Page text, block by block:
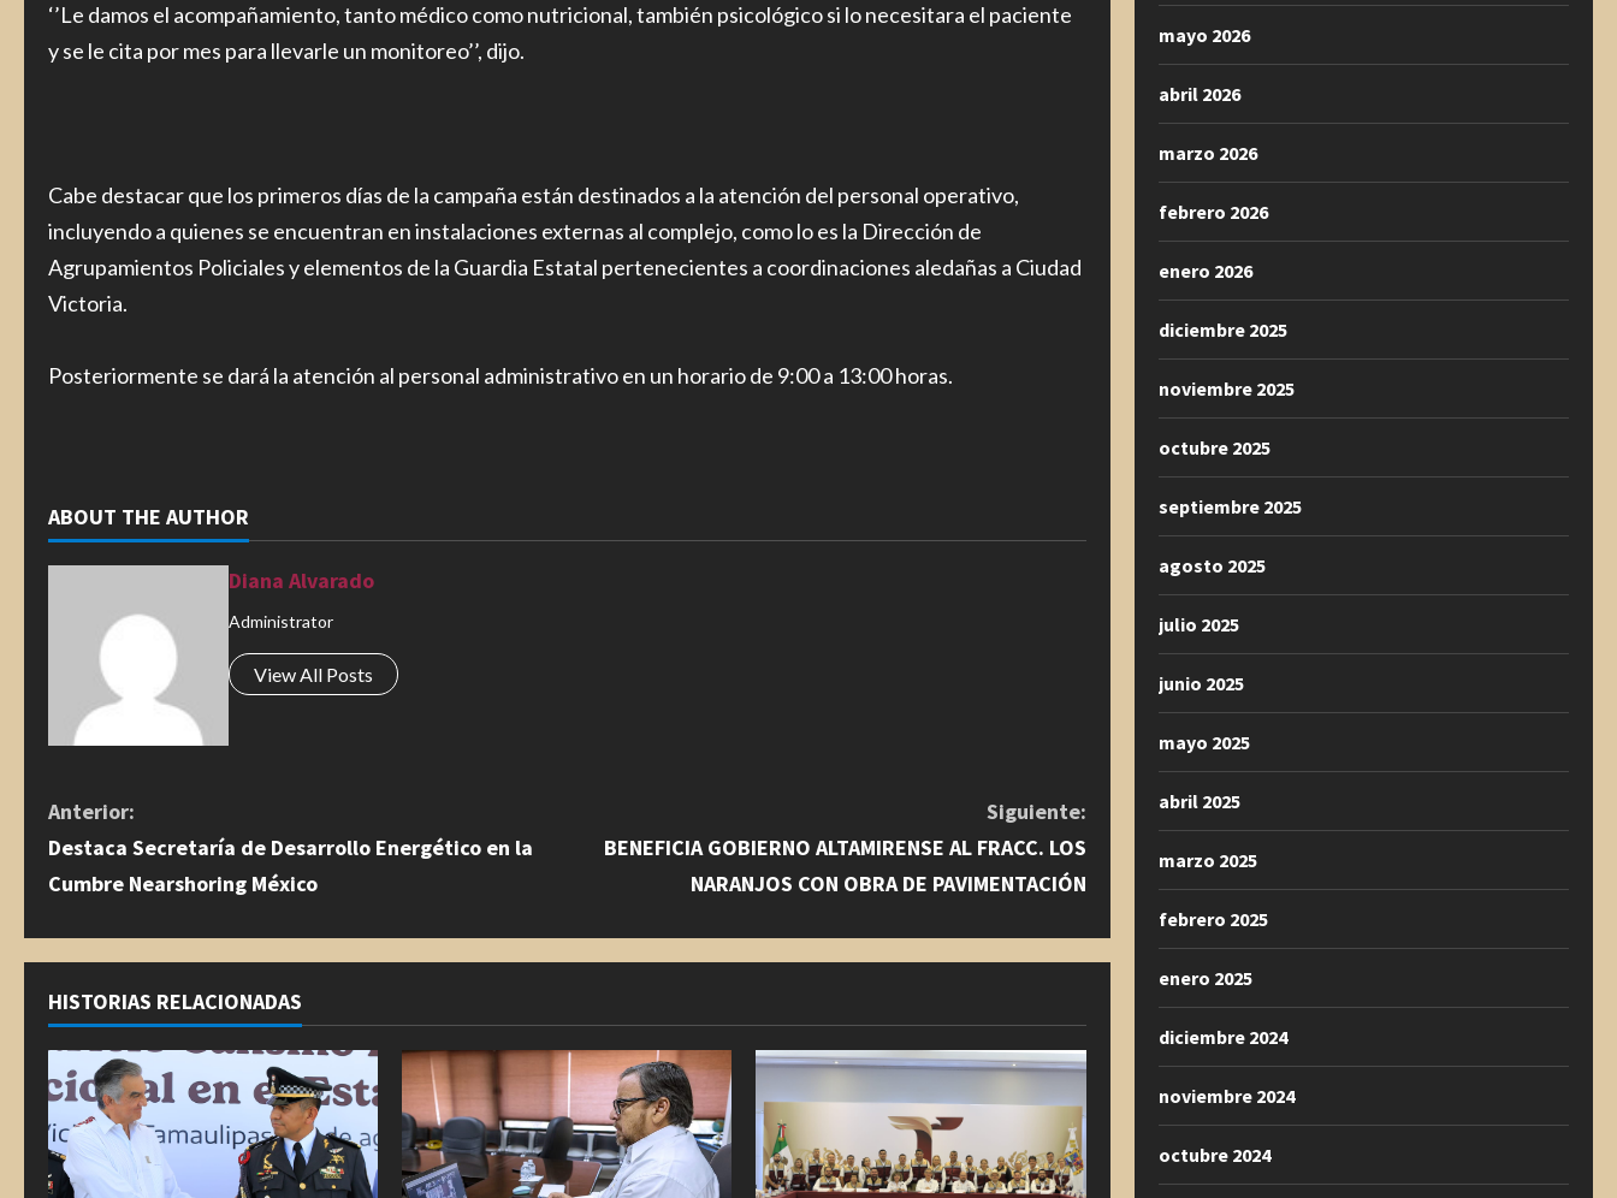
‘’Le damos el acompañamiento, tanto médico como nutricional, también psicológico si lo necesitara el paciente
y se le cita por mes para llevarle un monitoreo’’, dijo.
Cabe destacar que los primeros días de la campaña están destinados a la atención del personal operativo,
incluyendo a quienes se encuentran en instalaciones externas al complejo, como lo es la Dirección de
Agrupamientos Policiales y elementos de la Guardia Estatal pertenecientes a coordinaciones aledañas a Ciudad
Victoria.
Posteriormente se dará la atención al personal administrativo en un horario de 9:00 a 13:00 horas.
ABOUT THE AUTHOR
Diana Alvarado
Administrator
View All Posts
S
i
u
e
l
e
y
Anterior:
Destaca Secretaría de Desarrollo Energético en la
Cumbre Nearshoring México
Siguiente:
BENEFICIA GOBIERNO ALTAMIRENSE AL FRACC. LOS
NARANJOS CON OBRA DE PAVIMENTACIÓN
HISTORIAS RELACIONADAS
mayo 2026
abril 2026
marzo 2026
febrero 2026
enero 2026
diciembre 2025
noviembre 2025
octubre 2025
septiembre 2025
agosto 2025
julio 2025
junio 2025
mayo 2025
abril 2025
marzo 2025
febrero 2025
enero 2025
diciembre 2024
noviembre 2024
octubre 2024